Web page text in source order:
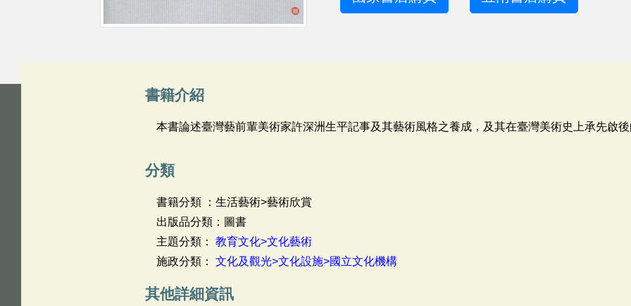
書籍介紹
本書論述臺灣藝前輩美術家許深洲生平記事及其藝術風格之養成，及其在臺灣美術史上承先啟
分類
書籍分類 ：生活藝術>藝術欣賞
出版品分類：圖書
主題分類： 教育文化>文化藝術
施政分類： 文化及觀光>文化設施>國立文化機構
其他詳細資訊